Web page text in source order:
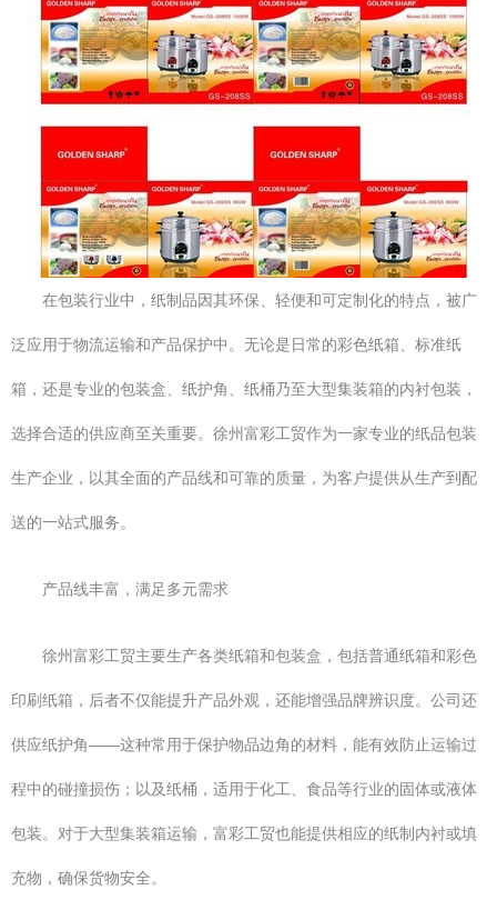
在包装行业中，纸制品因其环保、轻便和可定制化的特点，被广
泛应用于物流运输和产品保护中。无论是日常的彩色纸箱、标准纸
箱，还是专业的包装盒、纸护角、纸桶乃至大型集装箱的内衬包装，
选择合适的供应商至关重要。徐州富彩工贸作为一家专业的纸品包装
生产企业，以其全面的产品线和可靠的质量，为客户提供从生产到配
送的一站式服务。
产品线丰富，满足多元需求
徐州富彩工贸主要生产各类纸箱和包装盒，包括普通纸箱和彩色
印刷纸箱，后者不仅能提升产品外观，还能增强品牌辨识度。公司还
供应纸护角——这种常用于保护物品边角的材料，能有效防止运输过
程中的碰撞损伤；以及纸桶，适用于化工、食品等行业的固体或液体
包装。对于大型集装箱运输，富彩工贸也能提供相应的纸制内衬或填
充物，确保货物安全。